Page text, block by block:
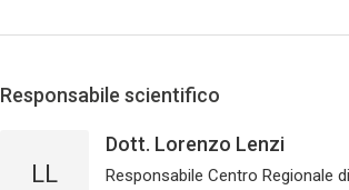
Responsabile scientifico
LL
Dott. Lorenzo Lenzi
Responsabile Centro Regionale